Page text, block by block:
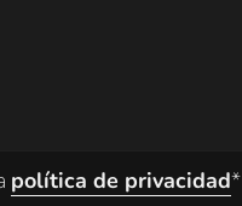
política de privacidad*